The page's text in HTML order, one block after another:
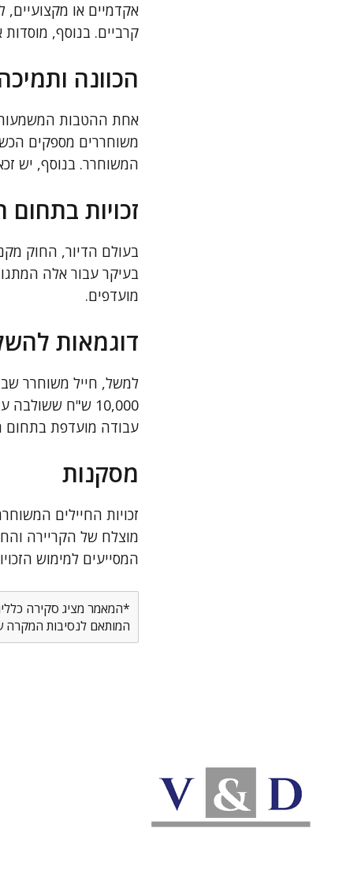
אקדמיים או מקצועיים,
קרביים. בנוסף,
הכוונה
אחת ההטבות
משוחררים מספקים
המשוחרר. בנוסף, יש
זכויות בתחום
בעולם הדיור, החוק
בעיקר עבור אלה
מועדפים.
דוגמאות
למשל, חייל משוחרר
10,000 ש"ח
עבודה מועדפת בתחום
מסקנות
זכויות החיילים
מוצלח של הקריירה
המסייעים למימוש
*המאמר מציג סקירה
המותאם לנסיבות המקרה